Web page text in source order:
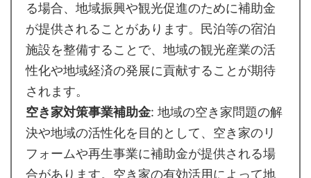
る場合、地域振興や観光促進のために補助金
が提供されることがあります。民泊等の宿泊
施設を整備することで、地域の観光産業の活
性化や地域経済の発展に貢献することが期待
されます。
空き家対策事業補助金: 地域の空き家問題の解
決や地域の活性化を目的として、空き家のリ
フォームや再生事業に補助金が提供される場
合があります。空き家の有効活用によって地